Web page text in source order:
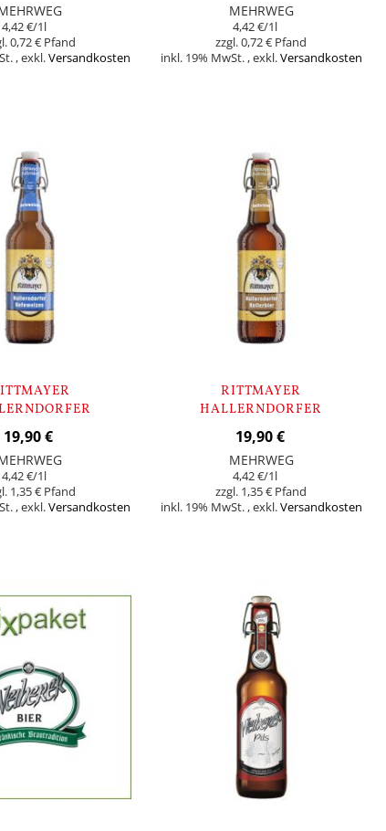
4,42 €/1l
0,72 €
,exkl.Versandkosten
MEHRWEG
4,42 €/1l
0,72 €
inkl. 19% MwSt. ,exkl.Versandkosten
- 9 FLASCHEN
19,90 €
4,42 €/1l
1,35 €
,exkl.Versandkosten
RITTMAYER
HALLERNDORFER
KELLERBIER - 9 FLASCHEN
19,90 €
MEHRWEG
4,42 €/1l
1,35 €
inkl. 19% MwSt. ,exkl.Versandkosten